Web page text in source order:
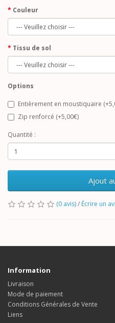
Couleur
Tissu de sol
Options
Entièrement en moustiquaire
Zip renforcé (+5,00€)
Quantité :
Ajout
(0 avis)/ Écrire un
Information
Livraison
Mode de paiement
Conditions Générales de Vente
Liens